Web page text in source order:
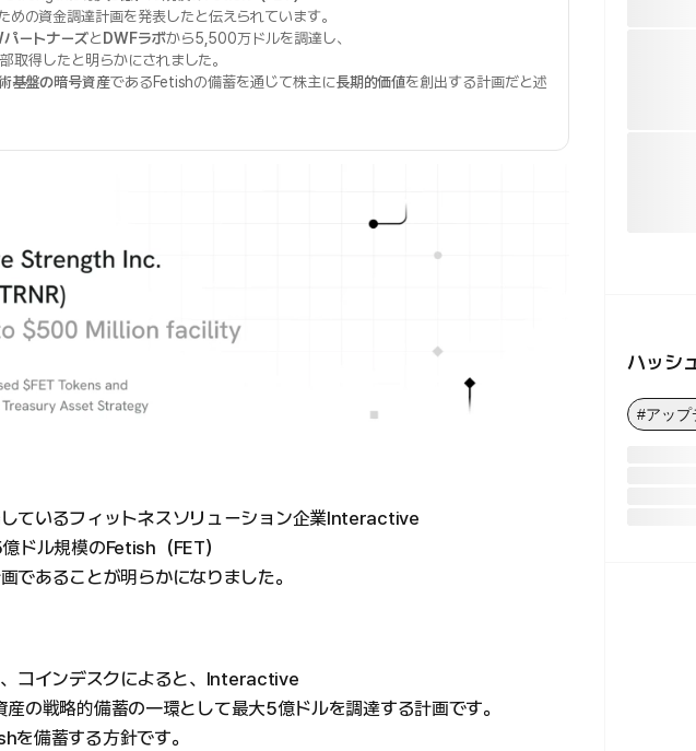
めの資金調達計画を発表したと伝えられています。
ートナーズと DWFラボから5,500万ドルを調達し、
取得したと明らかにされました。
基盤の暗号資産であるFetishの備蓄を通じて株主に長期的価値を創出する計画だと述
ているフィットネスソリューション企業Interactive
ドル規模のFetish（FET）
であることが明らかになりました。
コインデスクによると、Interactive
の戦略的備蓄の一環として最大5億ドルを調達する計画です。
を備蓄する方針です。
ハッシ
#アップ